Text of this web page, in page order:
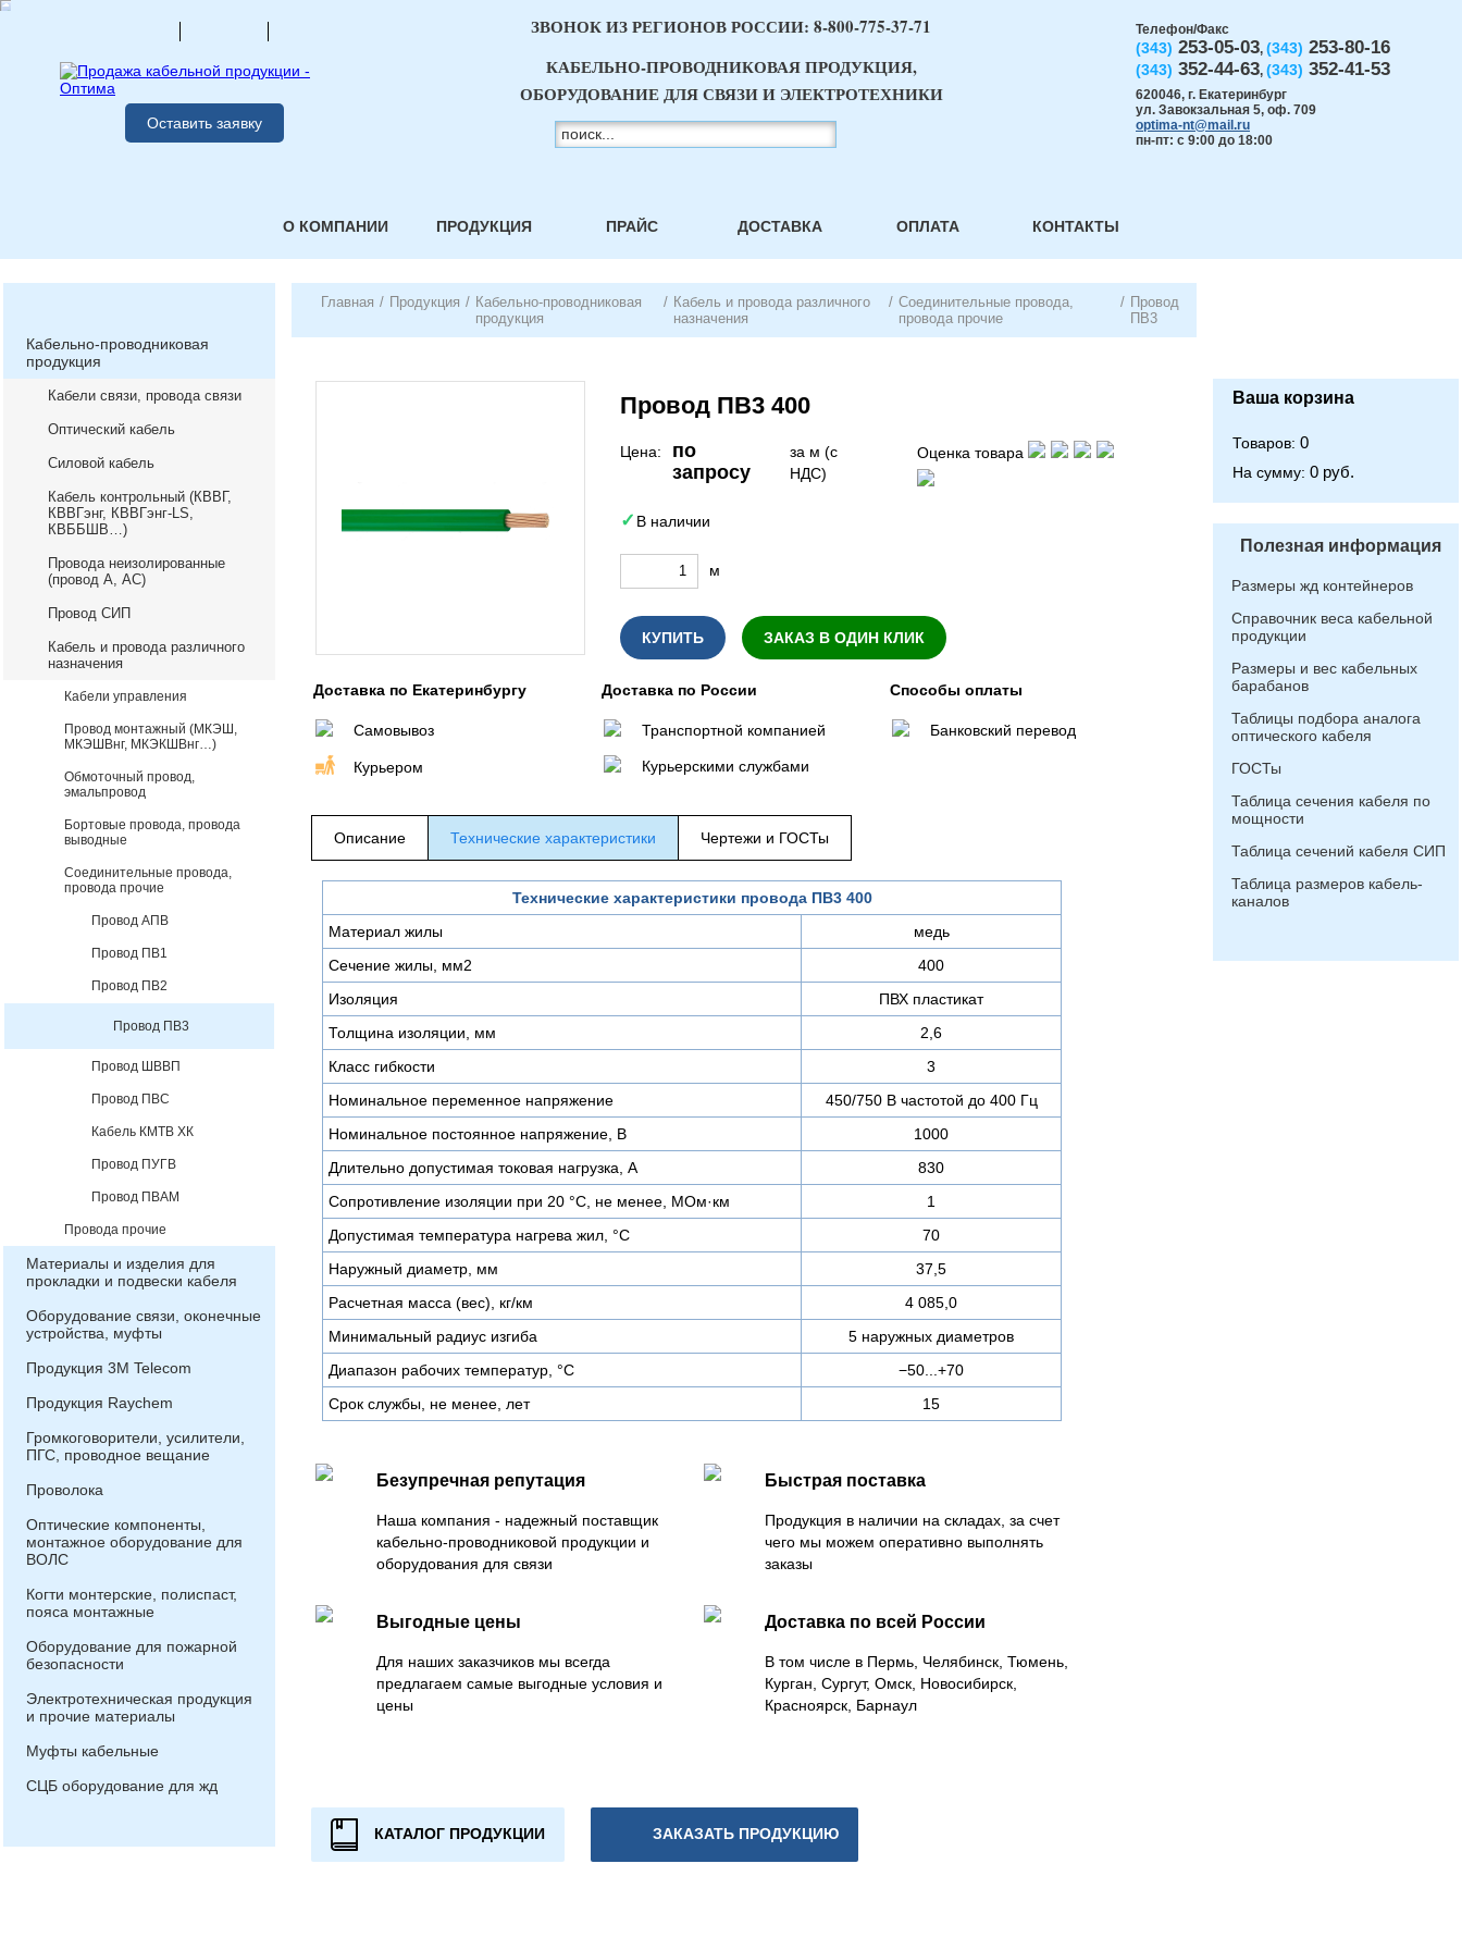
Оставить заявку
Телефон/Факс
(343) 253-05-03, (343) 253-80-16
(343) 352-44-63, (343) 352-41-53
620046, г. Екатеринбург
ул. Завокзальная 5, оф. 709
optima-nt@mail.ru
пн-пт: с 9:00 до 18:00
ЗВОНОК ИЗ РЕГИОНОВ РОССИИ: 8-800-775-37-71
КАБЕЛЬНО-ПРОВОДНИКОВАЯ ПРОДУКЦИЯ,
ОБОРУДОВАНИЕ ДЛЯ СВЯЗИ И ЭЛЕКТРОТЕХНИКИ
О КОМПАНИИ ПРОДУКЦИЯ ПРАЙС ДОСТАВКА ОПЛАТА КОНТАКТЫ
Кабельно-проводниковая
продукция
Кабели связи, провода связи
Оптический кабель
Силовой кабель
Кабель контрольный (КВВГ,
КВВГэнг, КВВГэнг-LS,
КВББШВ…)
Провода неизолированные
(провод А, АС)
Провод СИП
Кабель и провода различного
назначения
Кабели управления
Провод монтажный (МКЭШ,
МКЭШВнг, МКЭКШВнг…)
Обмоточный провод,
эмальпровод
Бортовые провода, провода
выводные
Соединительные провода,
провода прочие
Провод АПВ
Провод ПВ1
Провод ПВ2
Провод ПВ3
Провод ШВВП
Провод ПВС
Кабель КМТВ ХК
Провод ПУГВ
Провод ПВАМ
Провода прочие
Материалы и изделия для
прокладки и подвески кабеля
Оборудование связи, оконечные
устройства, муфты
Продукция 3М Telecom
Продукция Raychem
Громкоговорители, усилители,
ПГС, проводное вещание
Проволока
Оптические компоненты,
монтажное оборудование для
ВОЛС
Когти монтерские, полиспаст,
пояса монтажные
Оборудование для пожарной
безопасности
Электротехническая продукция
и прочие материалы
Муфты кабельные
СЦБ оборудование для жд
Главная / Продукция / Кабельно-проводниковая
продукция
/ Кабель и провода различного
назначения
/ Соединительные провода,
провода прочие
/ Провод
ПВ3
Провод ПВ3 400
Цена:
по
запросу
за м (с
НДС)
Оценка товара
В наличии
м
КУПИТЬ ЗАКАЗ В ОДИН КЛИК
Доставка по Екатеринбургу
Самовывоз
Курьером
Доставка по России
Транспортной компанией
Курьерскими службами
Способы оплаты
Банковский перевод
Описание Технические характеристики Чертежи и ГОСТы
Технические характеристики провода ПВ3 400
Материал жилы
медь
Сечение жилы, мм2
400
Изоляция
ПВХ пластикат
Толщина изоляции, мм
2,6
Класс гибкости
3
Номинальное переменное напряжение
450/750 В частотой до 400 Гц
Номинальное постоянное напряжение, В
1000
Длительно допустимая токовая нагрузка, А
830
Сопротивление изоляции при 20 °С, не менее, МОм·км
1
Допустимая температура нагрева жил, °C
70
Наружный диаметр, мм
37,5
Расчетная масса (вес), кг/км
4 085,0
Минимальный радиус изгиба
5 наружных диаметров
Диапазон рабочих температур, °C
−50...+70
Срок службы, не менее, лет
15
Безупречная репутация
Наша компания - надежный поставщик
кабельно-проводниковой продукции и
оборудования для связи
Быстрая поставка
Продукция в наличии на складах, за счет
чего мы можем оперативно выполнять
заказы
Выгодные цены
Для наших заказчиков мы всегда
предлагаем самые выгодные условия и
цены
Доставка по всей России
В том числе в Пермь, Челябинск, Тюмень,
Курган, Сургут, Омск, Новосибирск,
Красноярск, Барнаул
КАТАЛОГ ПРОДУКЦИИ ЗАКАЗАТЬ ПРОДУКЦИЮ
Ваша корзина
Товаров: 0
На сумму: 0 руб.
Полезная информация
Размеры жд контейнеров
Справочник веса кабельной
продукции
Размеры и вес кабельных
барабанов
Таблицы подбора аналога
оптического кабеля
ГОСТы
Таблица сечения кабеля по
мощности
Таблица сечений кабеля СИП
Таблица размеров кабель-
каналов